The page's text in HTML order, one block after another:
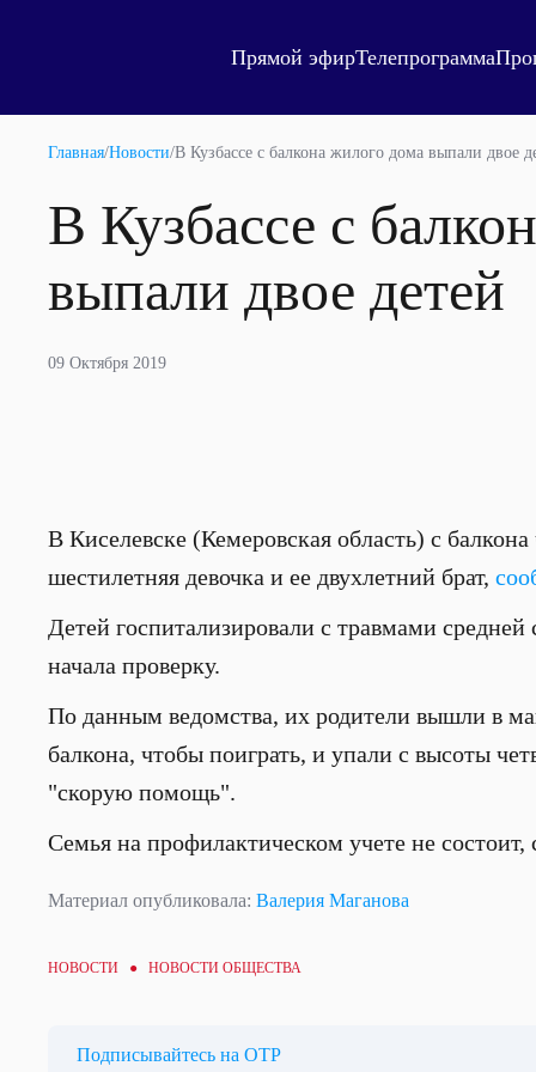
Прямой эфирТелепрограмма
Главная/Новости/В Кузбассе с балкона жилого дома выпали двое
В Кузбассе с
выпали двое детей
09 Октября 2019
В Киселевске (Кемеровская область) с
шестилетняя девочка и ее двухлетний брат,
Детей госпитализировали с травмами
начала проверку.
По данным ведомства, их родители вышли в
балкона, чтобы поиграть, и упали с высоты
"скорую помощь".
Семья на профилактическом учете не
Материал опубликовала: Валерия Маганова
НОВОСТИ ● НОВОСТИ ОБЩЕСТВА
Подписывайтесь на ОТР